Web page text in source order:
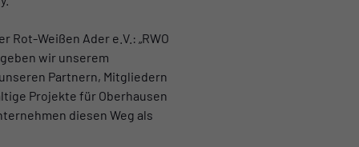
Weißen Ader e.V.: „RWO
wir unserem
Partnern, Mitgliedern
Projekte für Oberhausen
diesen Weg als